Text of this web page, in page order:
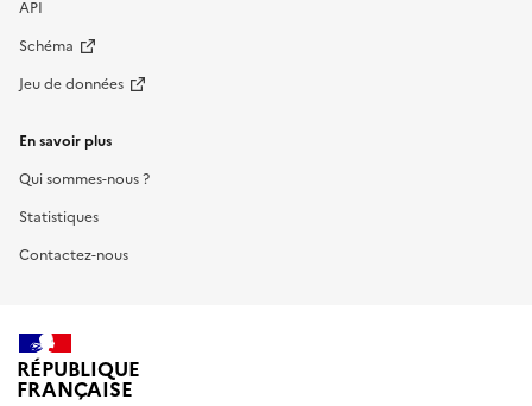
API
Schéma
Jeu de données
En savoir plus
Qui sommes-nous ?
Statistiques
Contactez-nous
RÉPUBLIQUE
FRANÇAISE